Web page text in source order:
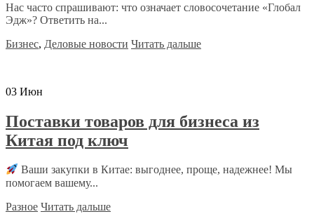
Нас часто спрашивают: что означает словосочетание «Глобал
Эдж»? Ответить на...
Бизнес, Деловые новости Читать дальше
03 Июн
Поставки товаров для бизнеса из
Китая под ключ
Ваши закупки в Китае: выгоднее, проще, надежнее! Мы
помогаем вашему...
Разное Читать дальше